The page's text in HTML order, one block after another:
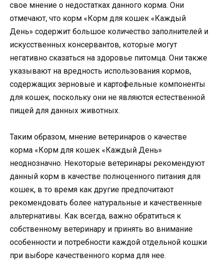
свое мнение о недостатках данного корма. Они
отмечают, что корм «Корм для кошек «Каждый
День» содержит большое количество заполнителей и
искусственных консервантов, которые могут
негативно сказаться на здоровье питомца. Они также
указывают на вредность использования кормов,
содержащих зерновые и картофельные компоненты
для кошек, поскольку они не являются естественной
пищей для данных животных.
Таким образом, мнение ветеринаров о качестве
корма «Корм для кошек «Каждый День»
неоднозначно. Некоторые ветеринары рекомендуют
данный корм в качестве полноценного питания для
кошек, в то время как другие предпочитают
рекомендовать более натуральные и качественные
альтернативы. Как всегда, важно обратиться к
собственному ветеринару и принять во внимание
особенности и потребности каждой отдельной кошки
при выборе качественного корма для нее.